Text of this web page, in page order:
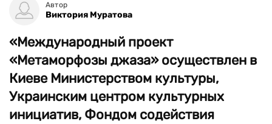
Автор
Виктория Муратова
«Международный проект
«Метаморфозы джаза» осуществлен в
Киеве Министерством культуры,
Украинским центром культурных
инициатив, Фондом содействия